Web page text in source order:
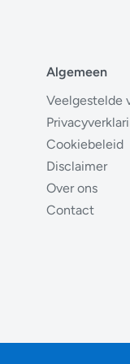
Algemeen
Veelgestelde
Cookiebeleid
Disclaimer
Over ons
Contact